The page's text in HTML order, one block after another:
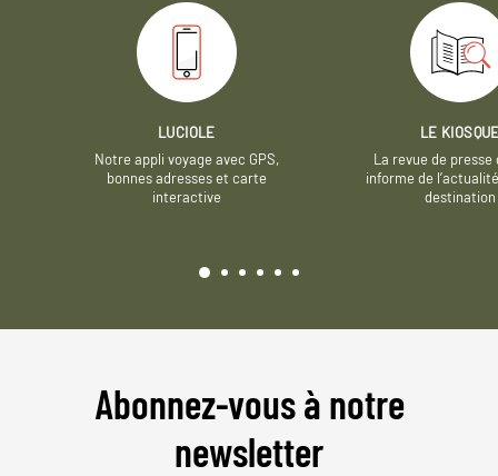
LUCIOLE
Notre appli voyage avec GPS,
bonnes adresses et carte
interactive
LE
La revue de presse
informe de
destination
Abonnez-vous à notre
newsletter